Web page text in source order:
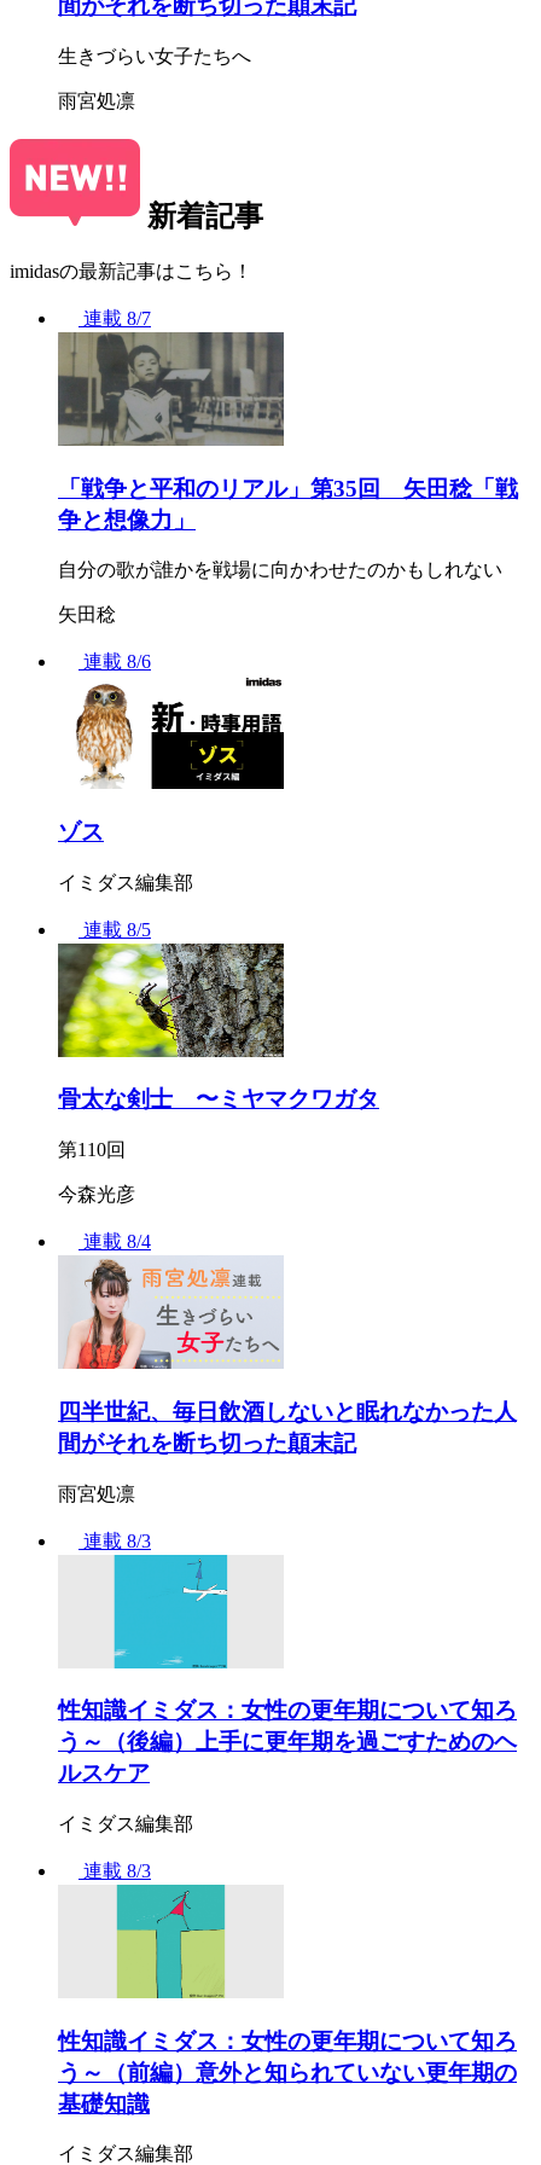
間がそれを断ち切った顛末記
生きづらい女子たちへ
雨宮処凛
新着記事
imidasの最新記事はこちら！
連載 8/7
「戦争と平和のリアル」第35回 矢田稔「戦
争と想像力」
自分の歌が誰かを戦場に向かわせたのかもしれない
矢田稔
連載 8/6
ゾス
イミダス編集部
連載 8/5
骨太な剣士 〜ミヤマクワガタ
第110回
今森光彦
連載 8/4
四半世紀、毎日飲酒しないと眠れなかった人
間がそれを断ち切った顛末記
雨宮処凛
連載 8/3
性知識イミダス：女性の更年期について知ろ
う～（後編）上手に更年期を過ごすためのヘ
ルスケア
イミダス編集部
連載 8/3
性知識イミダス：女性の更年期について知ろ
う～（前編）意外と知られていない更年期の
基礎知識
イミダス編集部